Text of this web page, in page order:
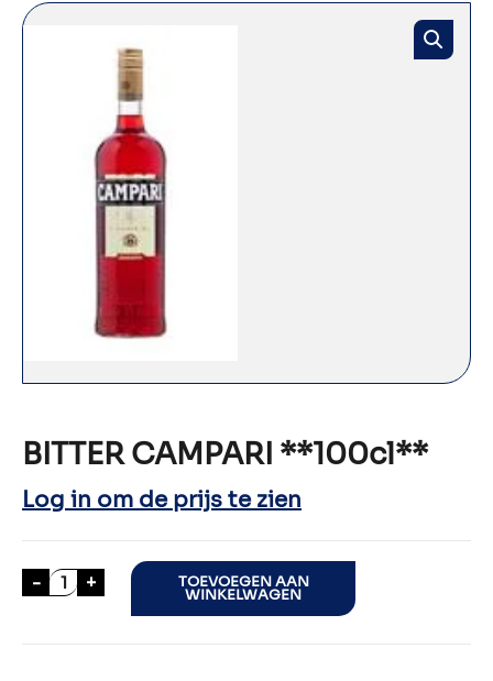
BITTER CAMPARI **100cl**
Log in om de prijs te zien
- BITTER CAMPARI **100cl** aantal
+ TOEVOEGEN AAN
WINKELWAGEN